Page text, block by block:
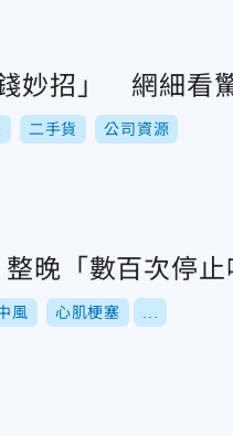
妙招」 網細看
二手貨 公司資源
整晚「數百次停
風 心肌梗塞